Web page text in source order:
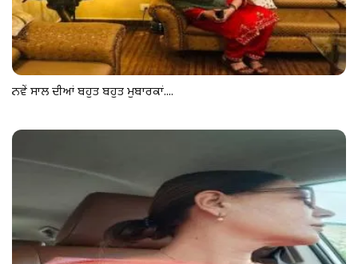
ਨਵੇਂ ਸਾਲ ਦੀਆਂ ਬਹੁਤ ਬਹੁਤ ਮੁਬਾਰਕਾਂ....